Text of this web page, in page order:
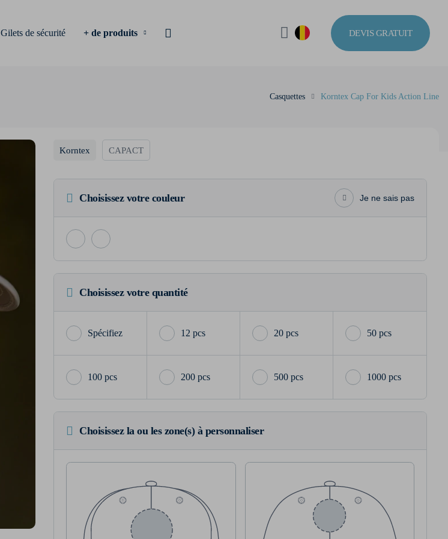
Gilets de sécurité + de produits DEVIS GRATUIT
Casquettes Korntex Cap For Kids Action Line
Korntex CAPACT
Choisissez votre couleur Je ne sais pas
Choisissez votre quantité
12 pcs 20 pcs 50 pcs
100 pcs 200 pcs 500 pcs 1000 pcs
Choisissez la ou les zone(s) à personnaliser